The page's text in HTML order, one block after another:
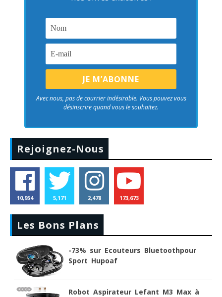
Avec nous, pas de courrier indésirable. Vous pouvez vous
désinscrire quand vous le souhaitez.
Rejoignez-Nous
10,954 5,171 2,478 173,673
Les Bons Plans
-73% sur Ecouteurs Bluetoothpour
Sport Hupoaf
Robot Aspirateur Lefant M3 Max à